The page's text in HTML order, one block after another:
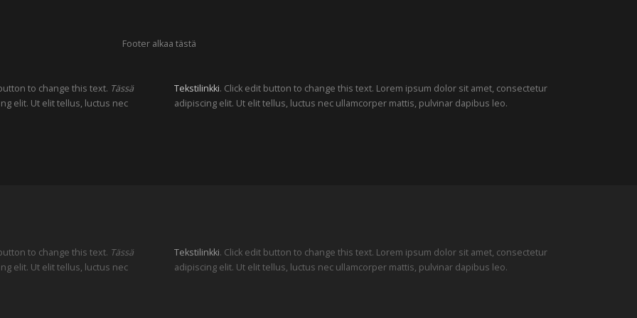
Footer alkaa tästä
to change this text. Tässä
elit. Ut elit tellus, luctus nec
Tekstilinkki. Click edit button to change this text. Lorem ipsum dolor sit amet, consectetur
adipiscing elit. Ut elit tellus, luctus nec ullamcorper mattis, pulvinar dapibus leo.
to change this text. Tässä
elit. Ut elit tellus, luctus nec
Tekstilinkki. Click edit button to change this text. Lorem ipsum dolor sit amet, consectetur
adipiscing elit. Ut elit tellus, luctus nec ullamcorper mattis, pulvinar dapibus leo.